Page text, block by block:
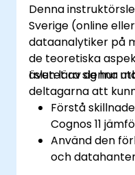
Denna
Sverige (online
dataanalytiker på
de teoretiska
även lära sig hur
I slutet av denna
deltagarna att
Förstå
Cognos 11
Använd den
och